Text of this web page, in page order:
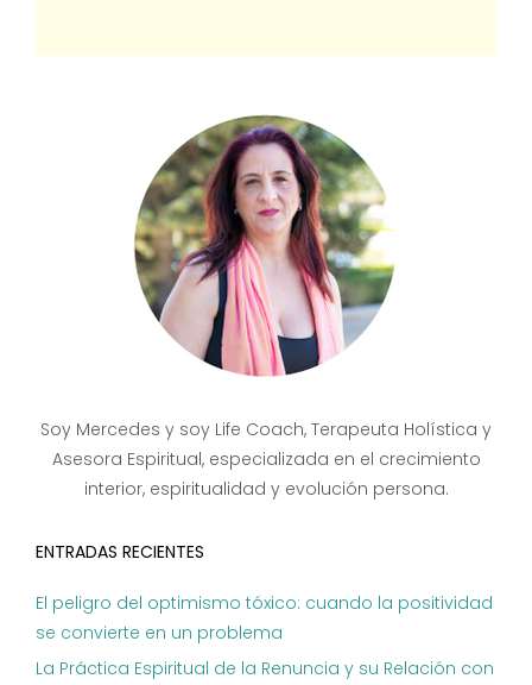
Soy Mercedes y soy Life Coach, Terapeuta Holística y
Asesora Espiritual, especializada en el crecimiento
interior, espiritualidad y evolución persona.
ENTRADAS RECIENTES
El peligro del optimismo tóxico: cuando la positividad
se convierte en un problema
La Práctica Espiritual de la Renuncia y su Relación con